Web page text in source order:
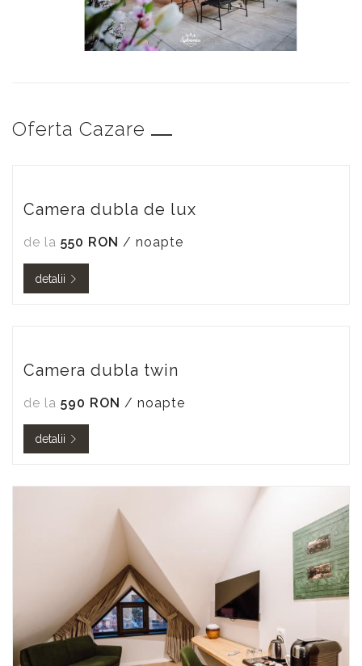
Oferta Cazare
Camera dubla de lux
de la 550 RON / noapte
detalii
Camera dubla twin
de la 590 RON / noapte
detalii